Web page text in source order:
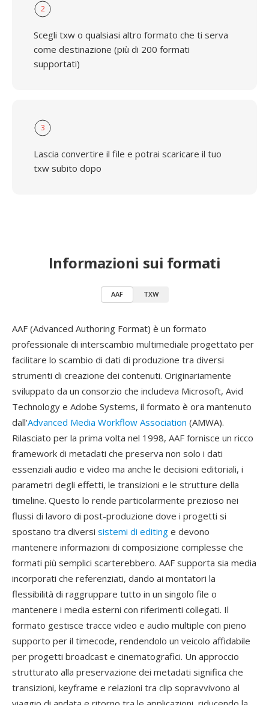
2
Scegli txw o qualsiasi altro formato che ti serva
come destinazione (più di 200 formati
supportati)
3
Lascia convertire il file e potrai scaricare il tuo
txw subito dopo
Informazioni sui formati
AAF TXW
AAF (Advanced Authoring Format) è un formato
professionale di interscambio multimediale progettato per
facilitare lo scambio di dati di produzione tra diversi
strumenti di creazione dei contenuti. Originariamente
sviluppato da un consorzio che includeva Microsoft, Avid
Technology e Adobe Systems, il formato è ora mantenuto
dall'Advanced Media Workflow Association (AMWA).
Rilasciato per la prima volta nel 1998, AAF fornisce un ricco
framework di metadati che preserva non solo i dati
essenziali audio e video ma anche le decisioni editoriali, i
parametri degli effetti, le transizioni e le strutture della
timeline. Questo lo rende particolarmente prezioso nei
flussi di lavoro di post-produzione dove i progetti si
spostano tra diversi sistemi di editing e devono
mantenere informazioni di composizione complesse che
formati più semplici scarterebbero. AAF supporta sia media
incorporati che referenziati, dando ai montatori la
flessibilità di raggruppare tutto in un singolo file o
mantenere i media esterni con riferimenti collegati. Il
formato gestisce tracce video e audio multiple con pieno
supporto per il timecode, rendendolo un veicolo affidabile
per progetti broadcast e cinematografici. Un approccio
strutturato alla preservazione dei metadati significa che
transizioni, keyframe e relazioni tra clip sopravvivono al